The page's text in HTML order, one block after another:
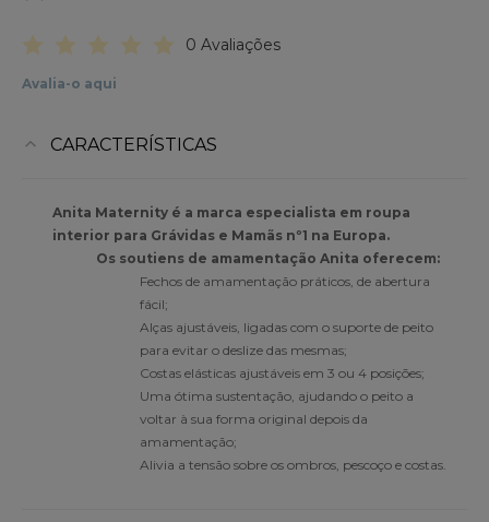
0 Avaliações
Avalia-o aqui
CARACTERÍSTICAS
Anita Maternity é a marca especialista em roupa
interior para Grávidas e Mamãs nº1 na Europa.
Os soutiens de amamentação Anita oferecem:
Fechos de amamentação práticos, de abertura
fácil;
Alças ajustáveis, ligadas com o suporte de peito
para evitar o deslize das mesmas;
Costas elásticas ajustáveis em 3 ou 4 posições;
Uma ótima sustentação, ajudando o peito a
voltar à sua forma original depois da
amamentação;
Alivia a tensão sobre os ombros, pescoço e costas.